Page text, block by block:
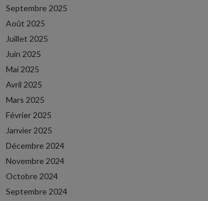
Septembre 2025
Août 2025
Juillet 2025
Juin 2025
Mai 2025
Avril 2025
Mars 2025
Février 2025
Janvier 2025
Décembre 2024
Novembre 2024
Octobre 2024
Septembre 2024